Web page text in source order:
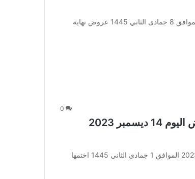
عروض الجفالي مرسيدس للسيارات الرياض اليوم 21 ديسمبر 2023 الموافق 8 جمادى الثاني 1445 عروض نهاية
0
عروض شركة الجفالي مرسيدس للسيارات الرياض اليوم 14 ديسمبر 2023
عروض شركة الجفالي مرسيدس للسيارات الرياض اليوم 14 ديسمبر 2023 الموافق 1 جمادى الثاني 1445 اختمها